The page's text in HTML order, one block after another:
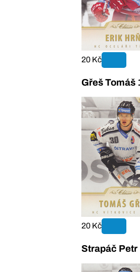
20 Kč
Gřeš Tomáš
20 Kč
Strapáč Petr